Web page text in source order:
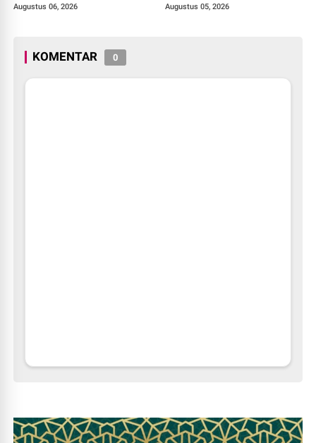
Augustus 06, 2026
International dari 70 Ribu
Augustus 05, 2026
KOMENTAR 0